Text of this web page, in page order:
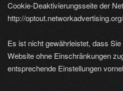
Cookie-Deaktivierungsseite der
http://
Es ist nicht gewährleistet, dass
Website ohne Einschränkungen
entsprechende Einstellungen